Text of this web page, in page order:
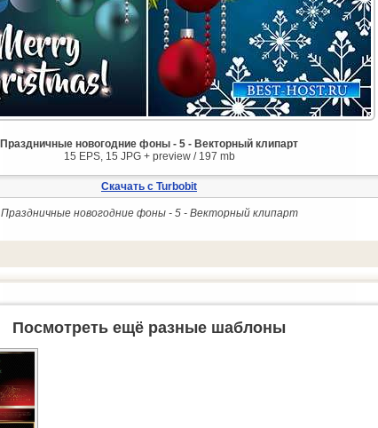
Праздничные новогодние фоны - 5 - Векторный клипарт
15 EPS, 15 JPG + preview / 197 mb
Скачать с Turbobit
Праздничные новогодние фоны - 5 - Векторный клипарт
Посмотреть ещё разные шаблоны